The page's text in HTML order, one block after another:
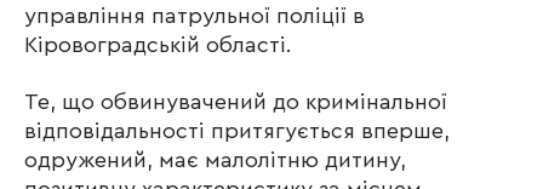
управління патрульної поліції в
Кіровоградській області.
Те, що обвинувачений до кримінальної
відповідальності притягується вперше,
одружений, має малолітню дитину,